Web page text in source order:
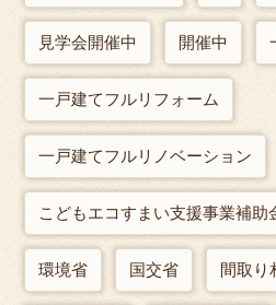
見学会開催中 開催中
一戸建てフルリフォーム
一戸建てフルリノベーション
こどもエコすまい支援事業補助
環境省 国交省 間取り